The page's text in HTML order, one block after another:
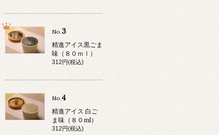
No.3
精進アイス黒ごま
味（８０ｍｌ）
312円(税込)
No.4
精進アイス 白ご
ま味（８０ml）
312円(税込)